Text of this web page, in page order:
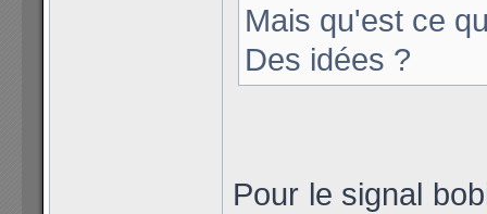
Mais qu'est ce
Des idées ?
Pour le signal